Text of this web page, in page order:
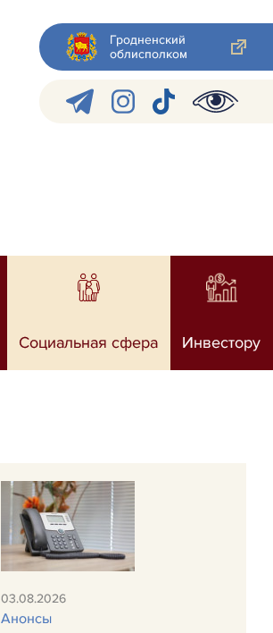
Гродненский
облисполком
Социальная сфера Инвестору
03.08.2026
Анонсы